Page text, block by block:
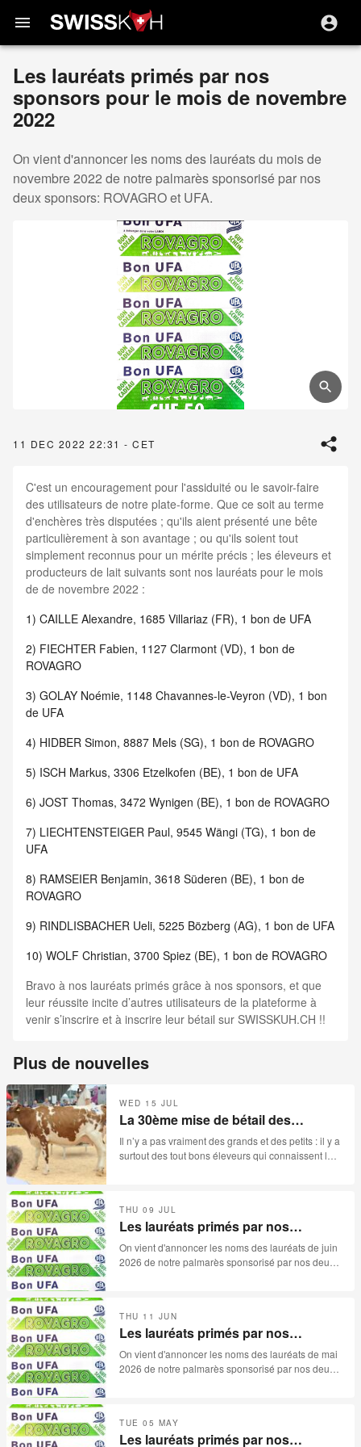
menu
Les lauréats primés par nos
sponsors pour le mois de novembre
2022
On vient d'annoncer les noms des lauréats du mois de
novembre 2022 de notre palmarès sponsorisé par nos
deux sponsors: ROVAGRO et UFA.
11 DEC 2022 22:31 - CET
C'est un encouragement pour l'assiduité ou le savoir-faire
des utilisateurs de notre plate-forme. Que ce soit au terme
d'enchères très disputées ; qu'ils aient présenté une bête
particulièrement à son avantage ; ou qu'ils soient tout
simplement reconnus pour un mérite précis ; les éleveurs et
producteurs de lait suivants sont nos lauréats pour le mois
de de novembre 2022 :
1) CAILLE Alexandre, 1685 Villariaz (FR), 1 bon de UFA
2) FIECHTER Fabien, 1127 Clarmont (VD), 1 bon de
ROVAGRO
3) GOLAY Noémie, 1148 Chavannes-le-Veyron (VD), 1 bon
de UFA
4) HIDBER Simon, 8887 Mels (SG), 1 bon de ROVAGRO
5) ISCH Markus, 3306 Etzelkofen (BE), 1 bon de UFA
6) JOST Thomas, 3472 Wynigen (BE), 1 bon de ROVAGRO
7) LIECHTENSTEIGER Paul, 9545 Wängi (TG), 1 bon de
UFA
8) RAMSEIER Benjamin, 3618 Süderen (BE), 1 bon de
ROVAGRO
9) RINDLISBACHER Ueli, 5225 Bözberg (AG), 1 bon de UFA
10) WOLF Christian, 3700 Spiez (BE), 1 bon de ROVAGRO
Bravo à nos lauréats primés grâce à nos sponsors, et que
leur réussite incite d’autres utilisateurs de la plateforme à
venir s’inscrire et à inscrire leur bétail sur SWISSKUH.CH !!
Plus de nouvelles
WED 15 JUL
La 30ème mise de bétail des
Reussilles- 15.07.2026
Il n’y a pas vraiment des grands et des petits : il y a
surtout des tout bons éleveurs qui connaissent leur
sécheresse s’est invitée aux festivités de la «
30ème mise des Reussilles ». Catalogue de 78
lots, avec quelques absences, et surtout beaucoup
trop d’invendues, les paysans jurassiens ne
méritaient pas ça.
THU 09 JUL
Les lauréats primés par nos
sponsors pour le mois de juin 2026
On vient d'annoncer les noms des lauréats de juin
2026 de notre palmarès sponsorisé par nos deux
THU 11 JUN
Les lauréats primés par nos
sponsors pour le mois de mai 2026
On vient d'annoncer les noms des lauréats de mai
2026 de notre palmarès sponsorisé par nos deux
TUE 05 MAY
Les lauréats primés par nos